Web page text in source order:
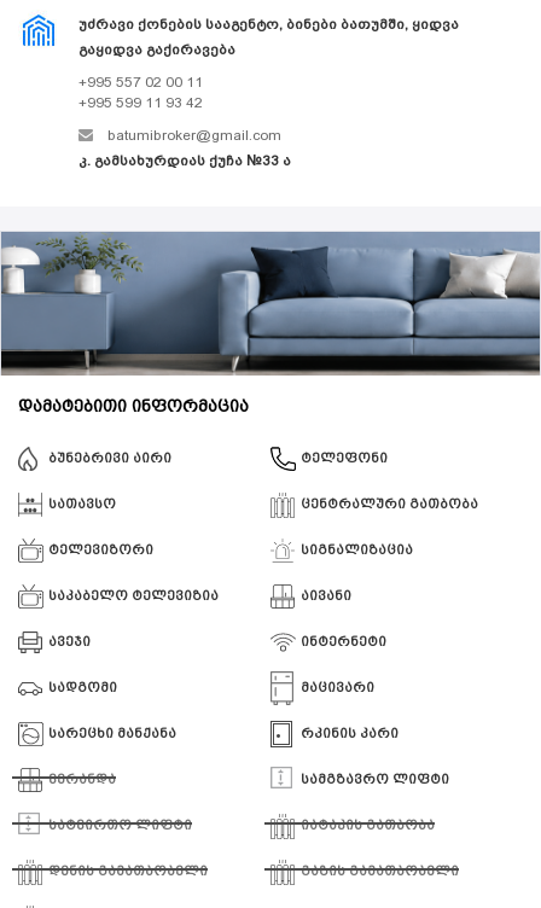
ᲣᲫᲠᲐᲕᲘ ᲥᲝᲜᲔᲑᲘᲡ ᲡᲐᲐᲒᲔᲜᲢᲝ, ᲑᲘᲜᲔᲑᲘ ᲑᲐᲗᲣᲛᲨᲘ, ᲧᲘᲓᲕᲐ
ᲒᲐᲧᲘᲓᲕᲐ ᲒᲐᲥᲘᲠᲐᲕᲔᲑᲐ
+995 557 02 00 11
+995 599 11 93 42
batumibroker@gmail.com
კ. გამსახურდიას ქუჩა №33 ა
დამატებითი ინფორმაცია
ბუნებრივი აირი ტელეფონი
სათავსო ცენტრალური გათბობა
ტელევიზორი სიგნალიზაცია
საკაბელო ტელევიზია აივანი
ავეჯი ინტერნეტი
სადგომი მაცივარი
სარეცხი მანქანა რკინის კარი
ვერანდა სამგზავრო ლიფტი
სატვირთო ლიფტი იატაკის გათბობა
დენის გამათბობელი გაზის გამათბობელი